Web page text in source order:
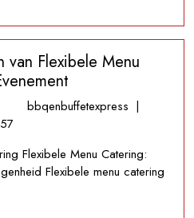
van Flexibele Menu
bbqenbuffetexpress Ontdek
van
Flexibele
|
Flexibele Menu Catering:
Flexibele menu catering